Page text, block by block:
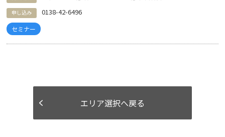
申し込み 0138-42-6496
セミナー
エリア選択へ戻る